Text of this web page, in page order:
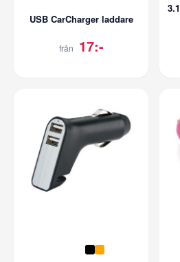
USB CarCharger laddare
från 17:-